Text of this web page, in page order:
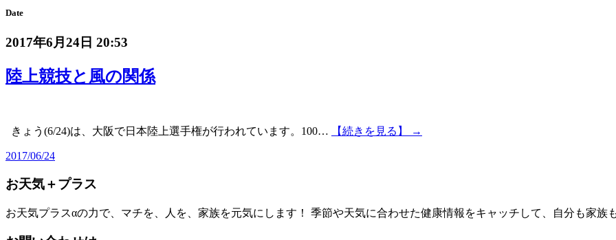
Date
2017年6月24日 20:53
陸上競技と風の関係
きょう(6/24)は、大阪で日本陸上選手権が行われています。100… 【続きを見る】 →
2017/06/24
お天気＋プラス
お天気プラスαの力で、マチを、人を、家族を元気にします！ 季節や天気に合わせた健康情報をキャッチして、自分も家族